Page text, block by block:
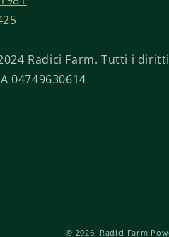
Radici Farm. Tutti i diritti
04749630614
© 2026, Radici Farm